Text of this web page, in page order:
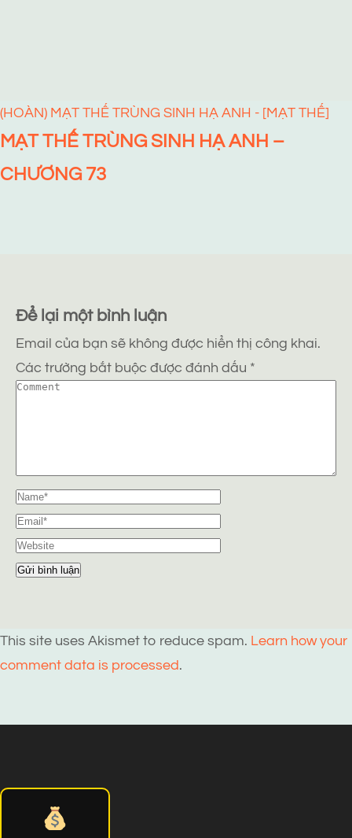
(HOÀN) MẠT THẾ TRÙNG SINH HẠ ANH - [MẠT THẾ]
MẠT THẾ TRÙNG SINH HẠ ANH –
CHƯƠNG 73
Để lại một bình luận
Email của bạn sẽ không được hiển thị công khai.
Các trường bắt buộc được đánh dấu *
This site uses Akismet to reduce spam. Learn how your
comment data is processed.